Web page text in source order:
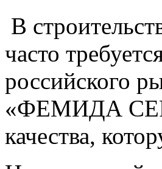
В
часто
российского
«ФЕМИДА
качества,